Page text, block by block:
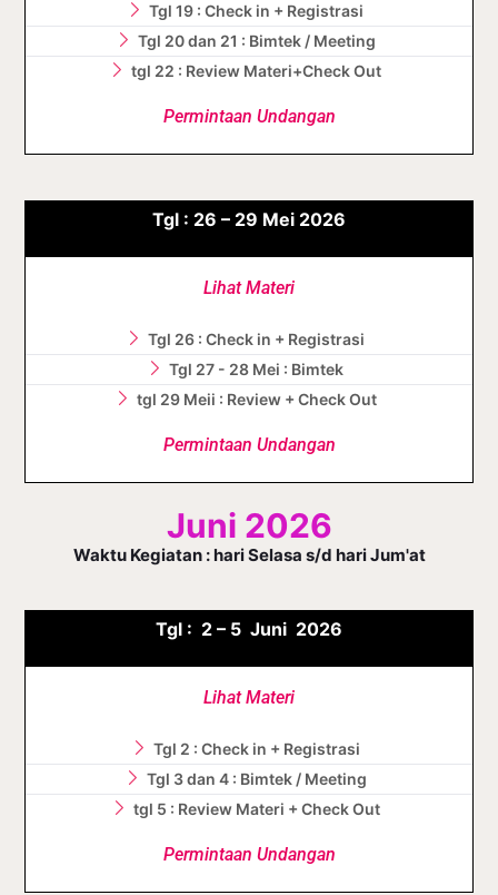
Tgl 19 : Check in + Registrasi
Tgl 20 dan 21 : Bimtek / Meeting
tgl 22 : Review Materi+Check Out
Permintaan Undangan
Tgl : 26 – 29 Mei 2026
Lihat Materi
Tgl 26 : Check in + Registrasi
Tgl 27 - 28 Mei : Bimtek
tgl 29 Meii : Review + Check Out
Permintaan Undangan
Juni 2026
Waktu Kegiatan : hari Selasa s/d hari Jum'at
Tgl : 2 – 5 Juni 2026
Lihat Materi
Tgl 2 : Check in + Registrasi
Tgl 3 dan 4 : Bimtek / Meeting
tgl 5 : Review Materi + Check Out
Permintaan Undangan